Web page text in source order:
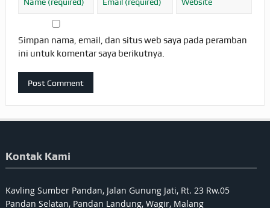
Simpan nama, email, dan situs web saya pada peramban
ini untuk komentar saya berikutnya.
Kontak Kami
Kavling Sumber Pandan, Jalan Gunung Jati, Rt. 23 Rw.05
Pandan Selatan, Pandan Landung, Wagir, Malang